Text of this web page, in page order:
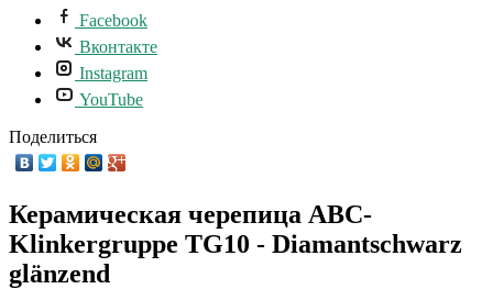
Facebook
Вконтакте
Instagram
YouTube
Поделиться
Керамическая черепица ABC-
Klinkergruppe TG10 - Diamantschwarz
glänzend